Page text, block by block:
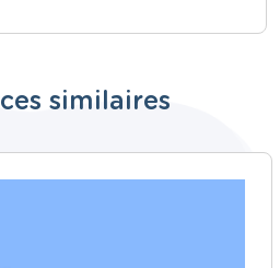
similaires